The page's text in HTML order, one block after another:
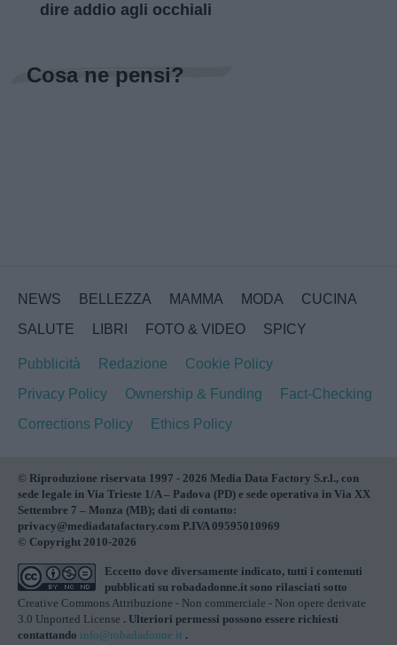
dire addio agli occhiali
Cosa ne pensi?
NEWS BELLEZZA MAMMA MODA
CUCINA
SALUTE
LIBRI FOTO & VIDEO SPICY
Pubblicità Redazione
Cookie Policy
Privacy Policy
Ownership & Funding
Fact-Checking
Corrections Policy
Ethics Policy
© Riproduzione riservata 1997 - 2026 Media Data Factory S.r.l., con
sede legale in Via Trieste 1/A – Padova (PD) e sede operativa in Via XX
Settembre 7 – Monza (MB); dati di contatto:
privacy@mediadatafactory.com P.IVA 09595010969
© Copyright 2010-2026
Eccetto dove diversamente indicato, tutti i contenuti
pubblicati su robadadonne.it sono rilasciati sotto
Creative Commons Attribuzione - Non commerciale - Non opere derivate
3.0 Unported License . Ulteriori permessi possono essere richiesti
contattando info@robadadonne.it .